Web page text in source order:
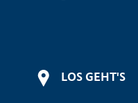
LOS GEHT'S